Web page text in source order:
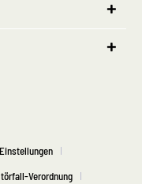
Verordnung